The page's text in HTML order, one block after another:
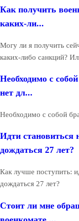
Как получить
каких-ли...
Могу ли я получить
каких-либо санкций?
Необходимо с
нет дл...
Необходимо с собой
Идти становиться
дождаться 27 лет?
Как лучше поступить:
дождаться 27 лет?
Стоит ли мне